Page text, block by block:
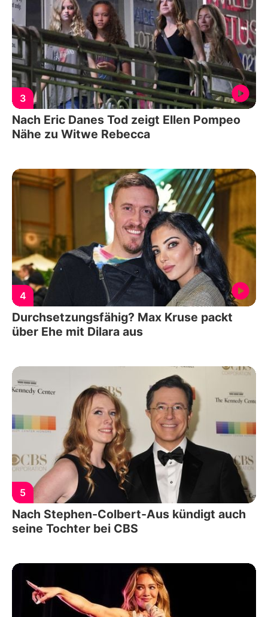
3
Nach Eric Danes Tod zeigt Ellen Pompeo
Nähe zu Witwe Rebecca
4
Durchsetzungsfähig? Max Kruse packt
über Ehe mit Dilara aus
5
Nach Stephen-Colbert-Aus kündigt auch
seine Tochter bei CBS